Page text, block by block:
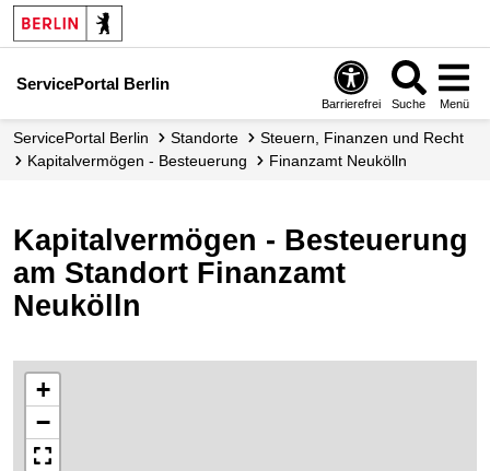
ServicePortal Berlin
Barrierefrei Suche Menü
ServicePortal Berlin Standorte
Steuern, Finanzen und Recht
Kapitalvermögen - Besteuerung
Finanzamt Neukölln
Kapitalvermögen - Besteuerung
am Standort Finanzamt
Neukölln
+
−